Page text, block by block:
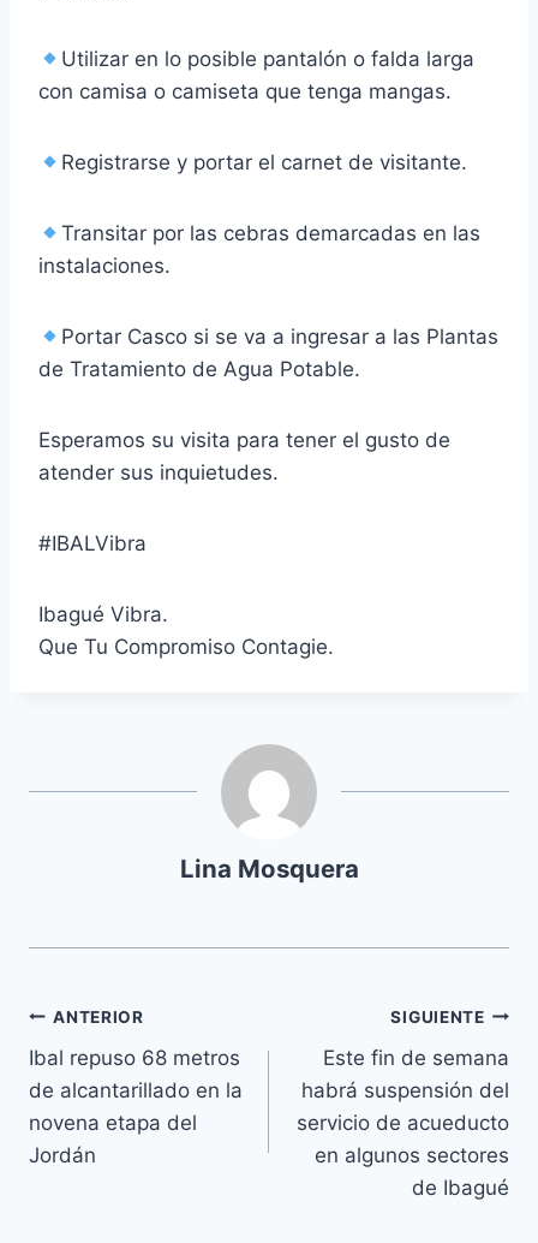
Utilizar en lo posible pantalón o falda larga
con camisa o camiseta que tenga mangas.
Registrarse y portar el carnet de visitante.
Transitar por las cebras demarcadas en las
instalaciones.
Portar Casco si se va a ingresar a las Plantas
de Tratamiento de Agua Potable.
Esperamos su visita para tener el gusto de
atender sus inquietudes.
#IBALVibra
Ibagué Vibra.
Que Tu Compromiso Contagie.
Lina Mosquera
ANTERIOR
Ibal repuso 68 metros
de alcantarillado en la
novena etapa del
Jordán
SIGUIENTE
Este fin de semana
habrá suspensión del
servicio de acueducto
en algunos sectores
de Ibagué